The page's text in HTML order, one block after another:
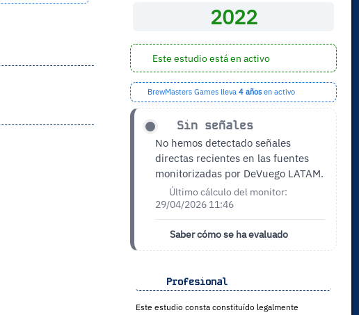
2022
Este estudio está en activo
BrewMasters Games lleva 4 añosen activo
Sin señales
No hemos detectado señales
directas recientes en las fuentes
monitorizadas por DeVuego LATAM.
Último cálculo del monitor:
29/04/2026 11:46
Saber cómo se ha evaluado
Profesional
Este estudio consta constituído legalmente